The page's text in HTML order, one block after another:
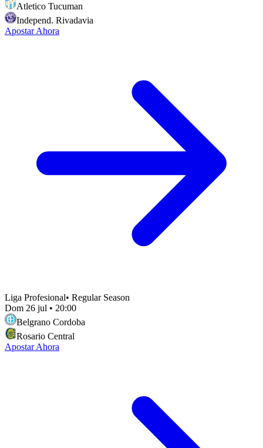
Atletico Tucuman
Independ. Rivadavia
Apostar Ahora
Liga Profesional• Regular Season
Dom 26 jul • 20:00
Belgrano Cordoba
Rosario Central
Apostar Ahora